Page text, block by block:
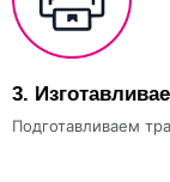
3.
Подготавливаем